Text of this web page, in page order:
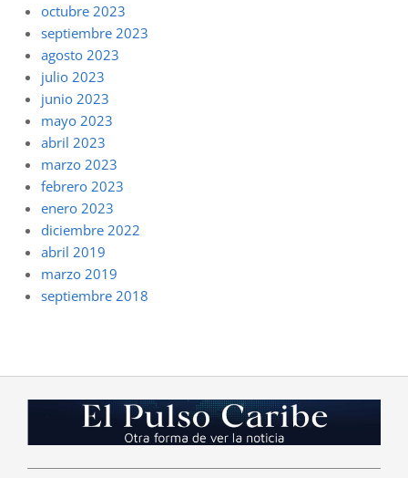
octubre 2023
septiembre 2023
agosto 2023
julio 2023
junio 2023
mayo 2023
abril 2023
marzo 2023
febrero 2023
enero 2023
diciembre 2022
abril 2019
marzo 2019
septiembre 2018